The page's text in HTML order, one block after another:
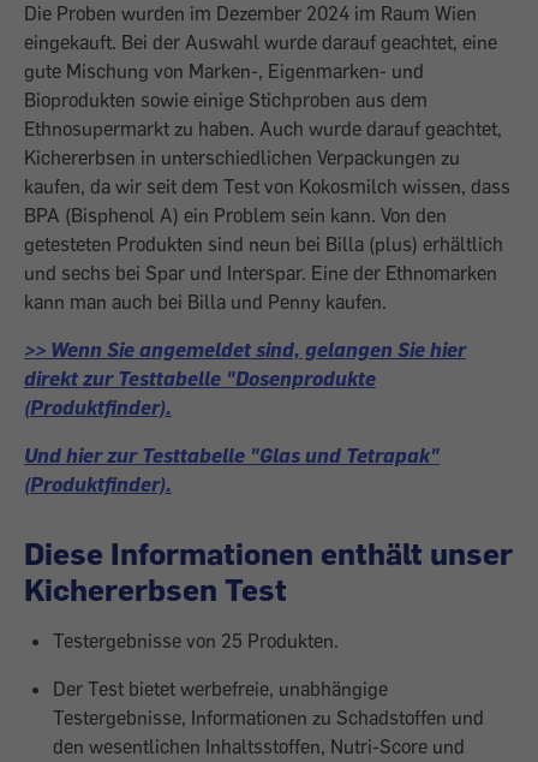
Die Proben wurden im Dezember 2024 im Raum Wien
eingekauft. Bei der Auswahl wurde darauf geachtet, eine
gute Mischung von Marken-, Eigenmarken- und
Bioprodukten sowie einige Stichproben aus dem
Ethnosupermarkt zu haben. Auch wurde darauf geachtet,
Kichererbsen in unterschiedlichen Verpackungen zu
kaufen, da wir seit dem Test von Kokosmilch wissen, dass
BPA (Bisphenol A) ein Problem sein kann. Von den
getesteten Produkten sind neun bei Billa (plus) erhältlich
und sechs bei Spar und Interspar. Eine der Ethnomarken
kann man auch bei Billa und Penny kaufen.
>> Wenn Sie angemeldet sind, gelangen Sie hier
direkt zur Testtabelle "Dosenprodukte
(Produktfinder).
Und hier zur Testtabelle "Glas und Tetrapak"
(Produktfinder).
Diese Informationen enthält unser
Kichererbsen Test
Testergebnisse von 25 Produkten.
Der Test bietet werbefreie, unabhängige
Testergebnisse, Informationen zu Schadstoffen und
den wesentlichen Inhaltsstoffen, Nutri-Score und